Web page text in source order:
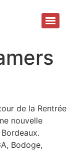
de la Rentrée
nouvelle
Bodoge,